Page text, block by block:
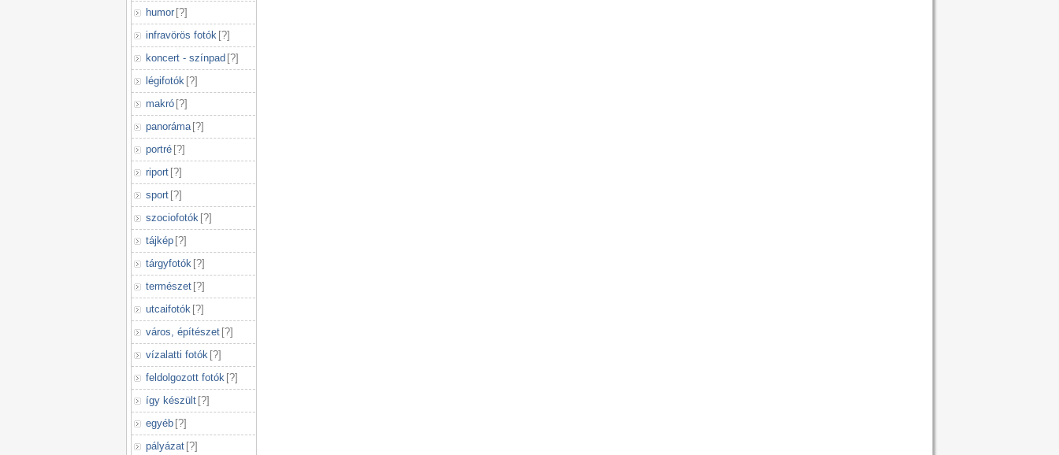
humor [?]
infravörös fotók [?]
koncert - színpad [?]
légifotók [?]
makró [?]
panoráma [?]
portré [?]
riport [?]
sport [?]
szociofotók [?]
tájkép [?]
tárgyfotók [?]
természet [?]
utcaifotók [?]
város, építészet [?]
vízalatti fotók [?]
feldolgozott fotók [?]
így készült [?]
egyéb [?]
pályázat [?]